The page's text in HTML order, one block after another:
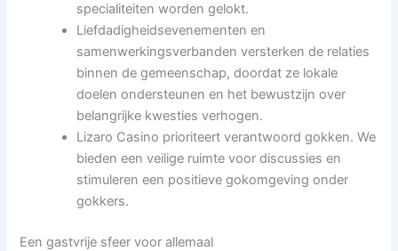
specialiteiten worden gelokt.
Liefdadigheidsevenementen en
samenwerkingsverbanden versterken de relaties
binnen de gemeenschap, doordat ze lokale
doelen ondersteunen en het bewustzijn over
belangrijke kwesties verhogen.
Lizaro Casino prioriteert verantwoord gokken. We
bieden een veilige ruimte voor discussies en
stimuleren een positieve gokomgeving onder
gokkers.
Een gastvrije sfeer voor allemaal